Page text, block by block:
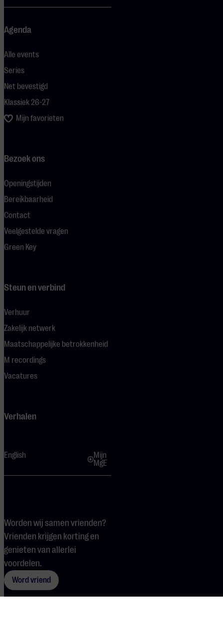
Agenda
Alle events
Series
Net bevestigd
Klassiek 26-27
Mijn favorieten
Bezoek ons
Openingstijden
Bereikbaarheid
Contact
Veelgestelde vragen
Green Key
Steun en verbind
Verhuur
Zakelijk netwerk
Maatschappelijke betrokkenheid
M recordings
Vacatures
Verhalen
English
Mijn
MgE
Worden wij samen vrienden?
Vrienden krijgen korting en
genieten van allerlei
voordelen.
Word vriend